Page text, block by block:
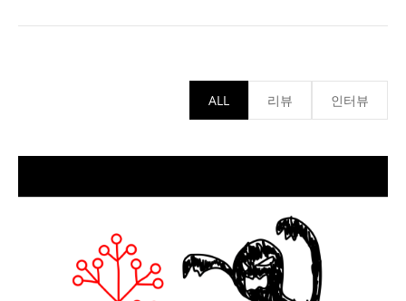
ALL 리뷰 인터뷰